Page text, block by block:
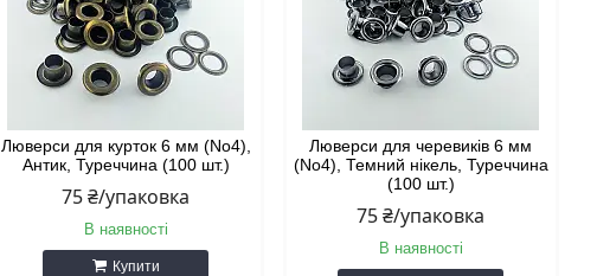
Люверси для курток 6 мм (No4),
Антик, Туреччина (100 шт.)
75 ₴/упаковка
В наявності
Купити
Люверси для черевиків 6 мм
(No4), Темний нікель, Туреччина
(100 шт.)
75 ₴/упаковка
В наявності